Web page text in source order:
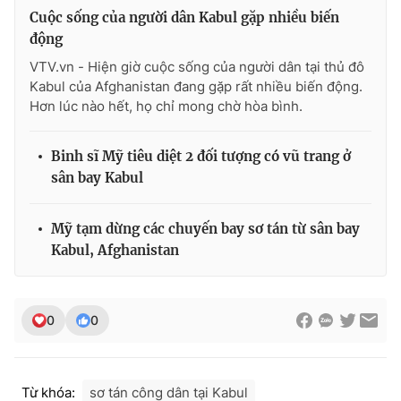
THỜI BÁO VTV
Theo dõi báo trên
Cơ quan chủ quản:Đài Truyền hình Việt Nam
Cơ quan báo chí:Thời báo VTV
Tổng Biên tập:
Tổng đài VTV:
024.38 355 931 - 024.38 355 932
Cuộc sống của người dân Kabul gặp nhiều biến
động
VTV.vn - Hiện giờ cuộc sống của người dân tại thủ đô
Kabul của Afghanistan đang gặp rất nhiều biến động.
Hơn lúc nào hết, họ chỉ mong chờ hòa bình.
Binh sĩ Mỹ tiêu diệt 2 đối tượng có vũ trang ở
sân bay Kabul
Mỹ tạm dừng các chuyến bay sơ tán từ sân bay
Kabul, Afghanistan
0 0
Từ khóa: sơ tán công dân tại Kabul